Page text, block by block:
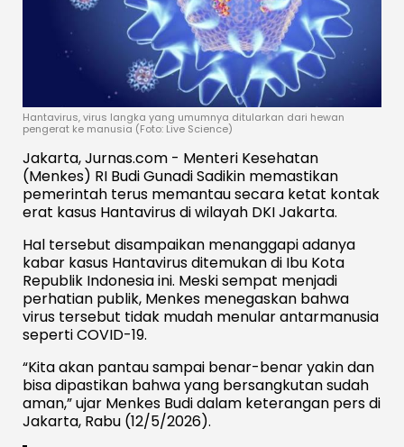
Hantavirus, virus langka yang umumnya ditularkan dari hewan
pengerat ke manusia (Foto: Live Science)
Jakarta, Jurnas.com - Menteri Kesehatan
(Menkes) RI Budi Gunadi Sadikin memastikan
pemerintah terus memantau secara ketat kontak
erat kasus Hantavirus di wilayah DKI Jakarta.
Hal tersebut disampaikan menanggapi adanya
kabar kasus Hantavirus ditemukan di Ibu Kota
Republik Indonesia ini. Meski sempat menjadi
perhatian publik, Menkes menegaskan bahwa
virus tersebut tidak mudah menular antarmanusia
seperti COVID-19.
“Kita akan pantau sampai benar-benar yakin dan
bisa dipastikan bahwa yang bersangkutan sudah
aman,” ujar Menkes Budi dalam keterangan pers di
Jakarta, Rabu (12/5/2026).